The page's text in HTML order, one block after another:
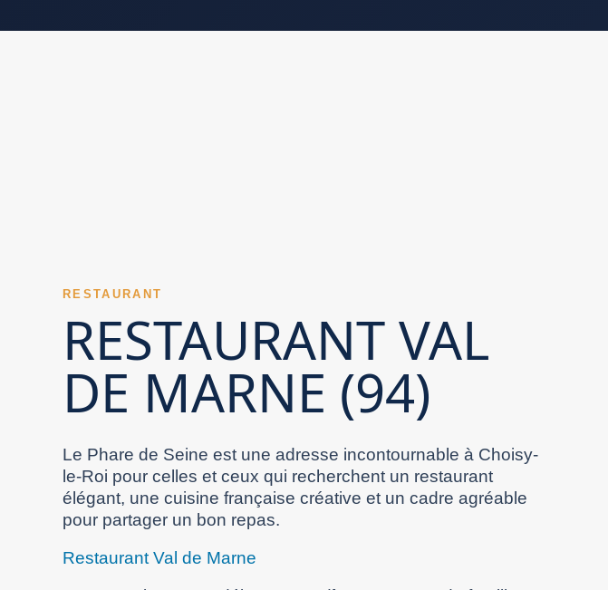
RESTAURANT
RESTAURANT VAL
DE MARNE (94)
Le Phare de Seine est une adresse incontournable à Choisy-
le-Roi pour celles et ceux qui recherchent un restaurant
élégant, une cuisine française créative et un cadre agréable
pour partager un bon repas.
Restaurant Val de Marne